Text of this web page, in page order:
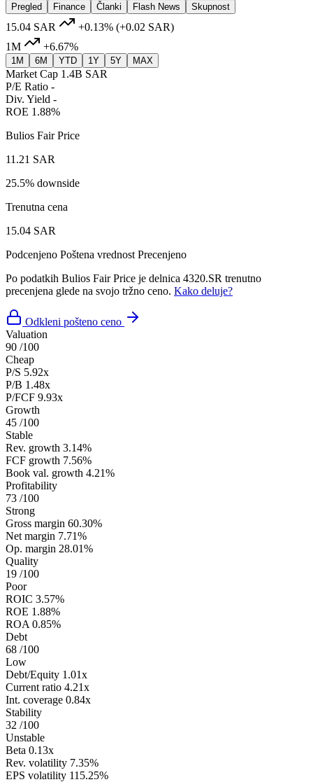
Pregled
Finance Članki Flash News Skupnost
15.04 SAR +0.13% (+0.02 SAR)
1M
+6.67%
1M 6M YTD 1Y 5Y MAX
Market Cap 1.4B SAR
P/E Ratio -
Div. Yield -
ROE 1.88%
Bulios Fair Price
11.21 SAR
25.5% downside
Trenutna cena
15.04 SAR
Podcenjeno Poštena vrednost Precenjeno
Po podatkih Bulios Fair Price je delnica 4320.SR trenutno
precenjena glede na svojo tržno ceno. Kako deluje?
Odkleni pošteno ceno
Valuation
90 /100
Cheap
P/S 5.92x
P/B 1.48x
P/FCF 9.93x
Growth
45 /100
Stable
Rev. growth 3.14%
FCF growth 7.56%
Book val. growth 4.21%
Profitability
73 /100
Strong
Gross margin 60.30%
Net margin 7.71%
Op. margin 28.01%
Quality
19 /100
Poor
ROIC 3.57%
ROE 1.88%
ROA 0.85%
Debt
68 /100
Low
Debt/Equity 1.01x
Current ratio 4.21x
Int. coverage 0.84x
Stability
32 /100
Unstable
Beta 0.13x
Rev. volatility 7.35%
EPS volatility 115.25%